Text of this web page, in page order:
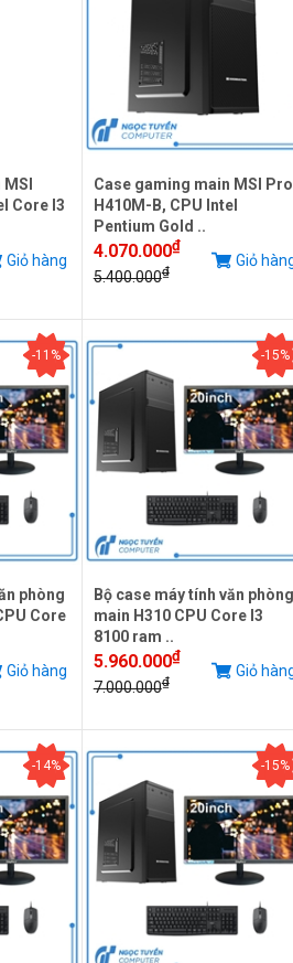
Core I3
Giỏ hàng
Case gaming main MSI Pro
H410M-B, CPU Intel
Pentium Gold ..
4.070.000₫
5.400.000₫
Giỏ
-11%
phòng
Core
Giỏ hàng
-15%
Bộ case máy tính văn phòng
main H310 CPU Core I3
8100 ram ..
5.960.000₫
7.000.000₫
Giỏ
-14% -15%